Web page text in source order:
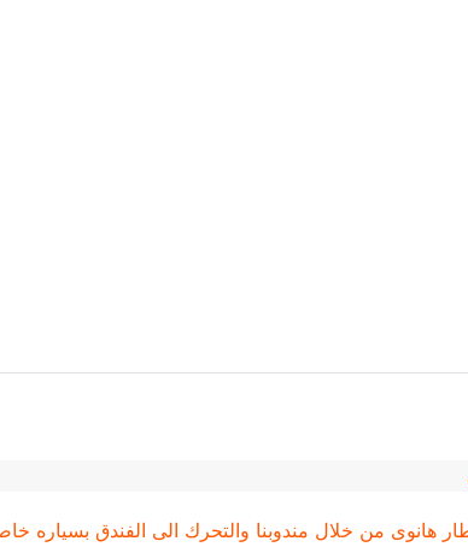
هانوى من خلال مندوبنا والتحرك الى الفندق بسياره